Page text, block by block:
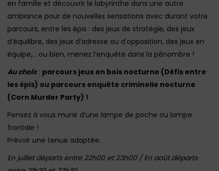
en famille et découvrir le labyrinthe dans une autre
ambiance pour de nouvelles sensations avec durant votre
parcours, entre les épis : des jeux de stratégie, des jeux
d’équilibre, des jeux d’adresse ou d’opposition, des jeux en
équipe,… ou bien, menez l’enquête dans la pénombre !
Au choix: parcours jeux en bois nocturne (Défis entre
les épis) ou parcours enquête criminelle nocturne
(Corn Murder Party) !
Pensez à vous munir d’une lampe de poche ou lampe
frontale !
Prévoir une tenue adaptée.
En juillet départs entre 22h00 et 23h00 / En août départs